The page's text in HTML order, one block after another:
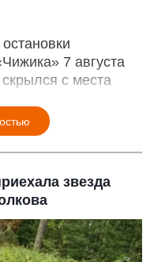
7 августа
с места
звезда